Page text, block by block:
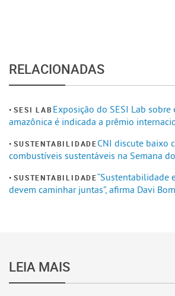
RELACIONADAS
SESI LAB Exposição do SESI Lab sobre
amazônica é indicada a prêmio
SUSTENTABILIDADECNI discute baixo
combustíveis sustentáveis na Semana
SUSTENTABILIDADE“Sustentabilidade
devem caminhar juntas”, afirma Davi
LEIA MAIS